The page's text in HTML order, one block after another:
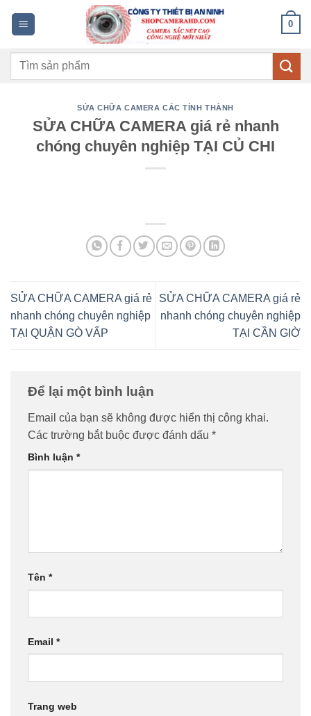
dung
0
Tìm
SỬA CHỮA CAMERA CÁC TỈNH THÀNH
SỬA CHỮA CAMERA giá rẻ nhanh
chóng chuyên nghiệp TẠI CỦ CHI
SỬA CHỮA CAMERA giá rẻ
nhanh chóng chuyên nghiệp
TẠI QUẬN GÒ VẤP
SỬA CHỮA CAMERA giá rẻ
nhanh chóng chuyên nghiệp
TẠI CẦN GIỜ
Để lại một bình luận
Email của bạn sẽ không được hiển thị công khai.
Các trường bắt buộc được đánh dấu *
Bình luận *
Tên *
Email *
Trang web